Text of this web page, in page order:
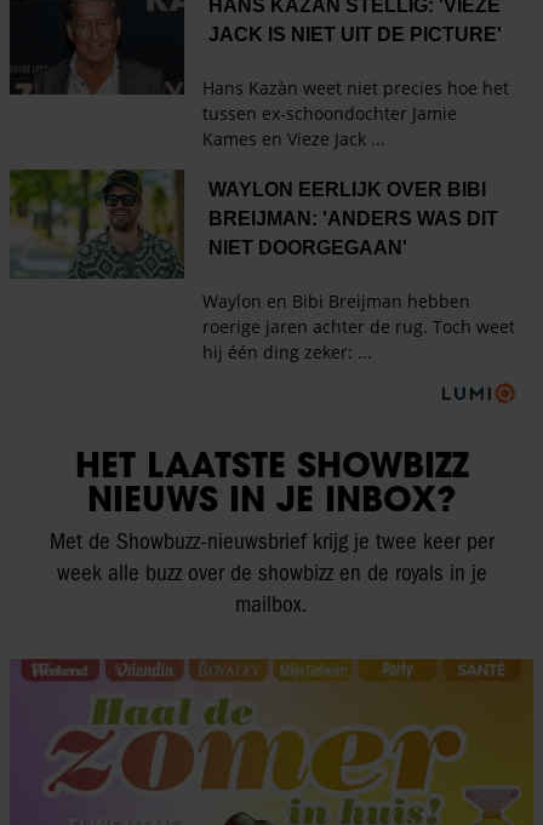
HET LAATSTE SHOWBIZZ
NIEUWS IN JE INBOX?
Met de Showbuzz-nieuwsbrief krijg je twee keer per
week alle buzz over de showbizz en de royals in je
mailbox.